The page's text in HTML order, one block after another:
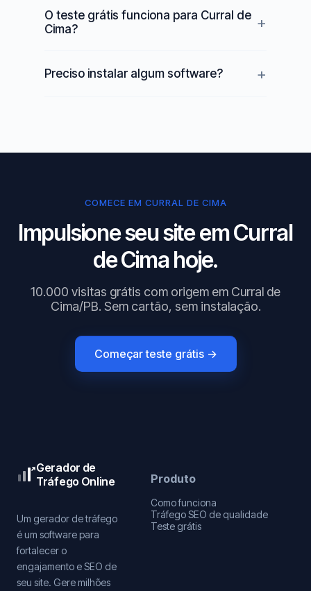
O teste grátis funciona para Curral de
Cima?
Preciso instalar algum software?
COMECE EM CURRAL DE CIMA
Impulsione seu site em Curral
de Cima hoje.
10.000 visitas grátis com origem em Curral de
Cima/PB. Sem cartão, sem instalação.
Começar teste grátis →
Gerador de
Tráfego Online
Um gerador de tráfego
é um software para
fortalecer o
engajamento e SEO de
seu site. Gere milhões
Produto
Como funciona
Tráfego SEO de qualidade
Teste grátis